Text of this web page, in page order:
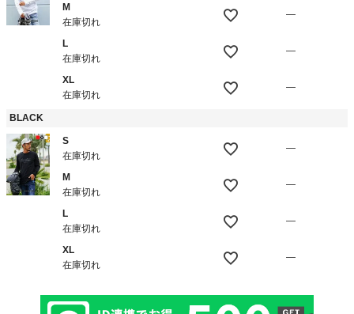
M
在庫切れ
—
L
在庫切れ
—
XL
在庫切れ
—
BLACK
S
在庫切れ
—
M
在庫切れ
—
L
在庫切れ
—
XL
在庫切れ
—